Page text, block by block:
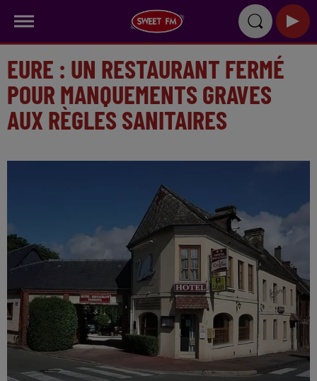
EURE : UN RESTAURANT FERMÉ
POUR MANQUEMENTS GRAVES
AUX RÈGLES SANITAIRES